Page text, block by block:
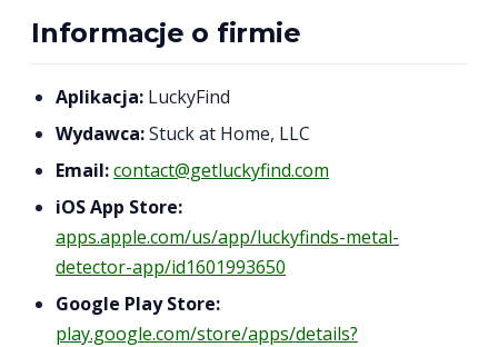
Informacje o firmie
Aplikacja: LuckyFind
Wydawca:Stuck at Home, LLC
Email:contact@getluckyfind.com
iOS App Store:
apps.apple.com/us/app/luckyfinds-metal-
detector-app/id1601993650
Google Play Store:
play.google.com/store/apps/details?